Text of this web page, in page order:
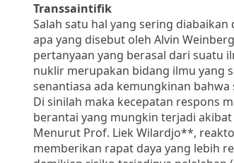
Transsaintifik
Salah satu hal yang sering
apa yang disebut oleh Alvin
pertanyaan yang berasal dari suatu
nuklir merupakan bidang ilmu yang
senantiasa ada kemungkinan
Di sinilah maka kecepatan respons
berantai yang mungkin terjadi
Menurut Prof. Liek Wilardjo**,
memberikan rapat daya yang lebih